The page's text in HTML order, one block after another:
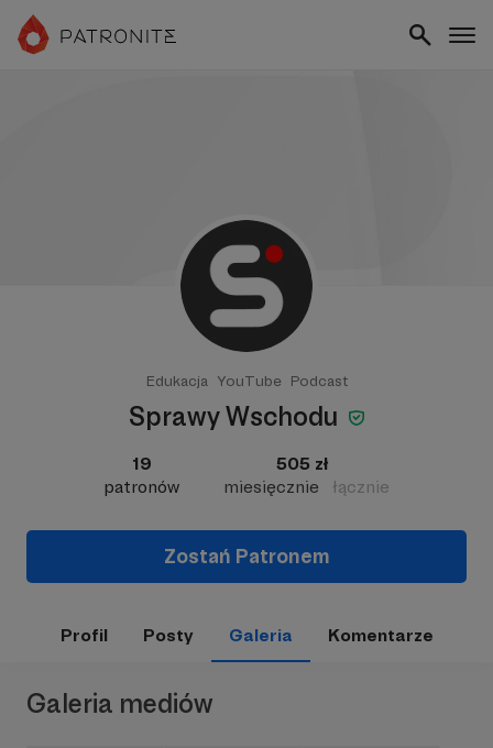
Edukacja YouTube Podcast
Sprawy Wschodu
19
patronów
505 zł
miesięcznie
łącznie
Zostań Patronem
Profil Posty Galeria Komentarze
Galeria mediów